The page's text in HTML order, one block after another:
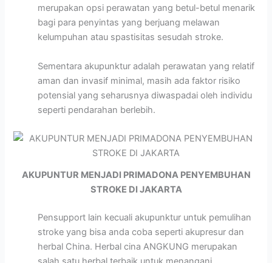
merupakan opsi perawatan yang betul-betul menarik
bagi para penyintas yang berjuang melawan
kelumpuhan atau spastisitas sesudah stroke.
Sementara akupunktur adalah perawatan yang relatif
aman dan invasif minimal, masih ada faktor risiko
potensial yang seharusnya diwaspadai oleh individu
seperti pendarahan berlebih.
AKUPUNTUR MENJADI PRIMADONA PENYEMBUHAN
STROKE DI JAKARTA
Pensupport lain kecuali akupunktur untuk pemulihan
stroke yang bisa anda coba seperti akupresur dan
herbal China. Herbal cina ANGKUNG merupakan